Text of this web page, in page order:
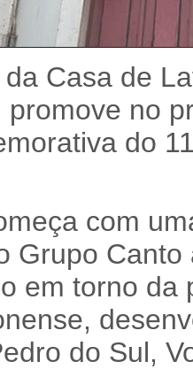
Casa de
promove no
do
com
Grupo
em torno da
do Sul,